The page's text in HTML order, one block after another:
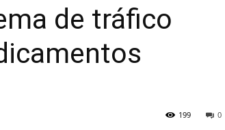
de tráfico
0
199